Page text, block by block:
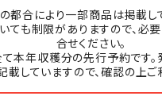
都合により一部商品は掲載し
ても制限がありますので、必
合せください。
本年収穫分の先行予約です。
載していますので、確認の上ご